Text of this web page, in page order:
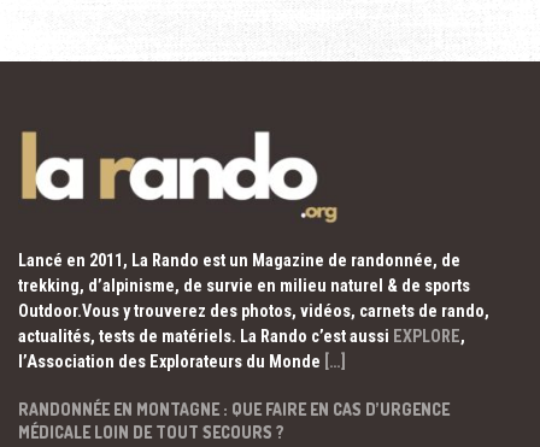
Lancé en 2011, La Rando est un Magazine de randonnée, de
trekking, d’alpinisme, de survie en milieu naturel & de sports
Outdoor.Vous y trouverez des photos, vidéos, carnets de rando,
actualités, tests de matériels. La Rando c’est aussi EXPLORE,
l’Association des Explorateurs du Monde […]
RANDONNÉE EN MONTAGNE : QUE FAIRE EN CAS D’URGENCE
MÉDICALE LOIN DE TOUT SECOURS ?